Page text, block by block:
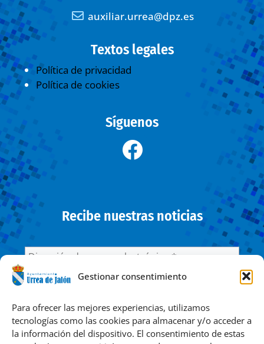
Gestionar consentimiento
Para ofrecer las mejores experiencias, utilizamos
tecnologías como las cookies para almacenar y/o acceder a
la información del dispositivo. El consentimiento de estas
auxiliar.urrea@dpz.es
Textos legales
Política de privacidad
Política de cookies
Síguenos
Recibe nuestras noticias
He leído y acepto la